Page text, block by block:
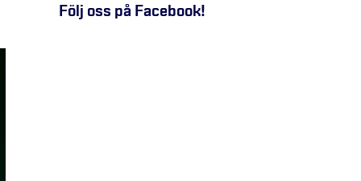
Följ oss på Facebook!